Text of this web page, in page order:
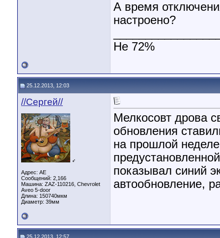
А время
настроено?
Не 72%
25.12.2013, 12:03
//Сергей//
♂
Адрес: AE
Сообщений: 2,166
Машина: ZAZ-110216, Chevrolet
Aveo 5-door
Длина: 150740мкм
Диаметр: 39мм
Мелкосовт дрова
обновления
на прошлой
показывал синий
автообновление,
25.12.2013, 12:57